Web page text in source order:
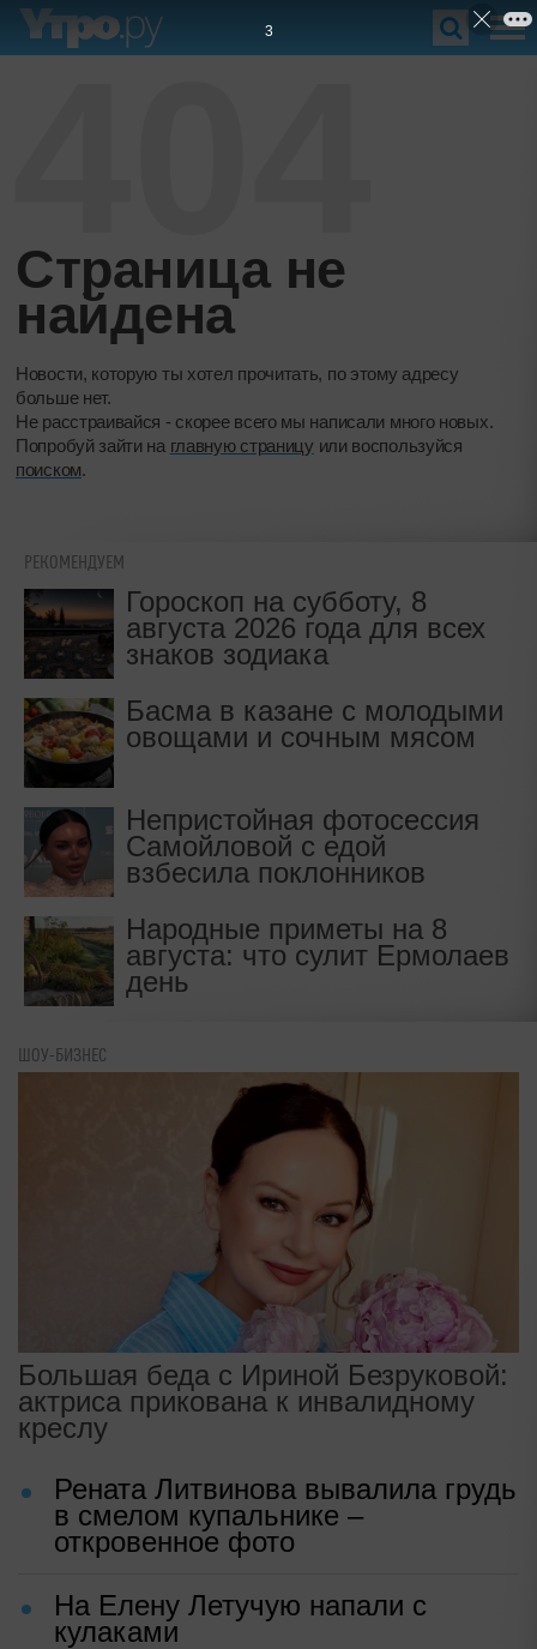
Страница не
найдена
Новости, которую ты хотел прочитать, по этому адресу
больше нет.
Не расстраивайся - скорее всего мы написали много новых.
Попробуй зайти на главную страницу или воспользуйся
поиском.
РЕКОМЕНДУЕМ
Гороскоп на субботу, 8
августа 2026 года для всех
знаков зодиака
Басма в казане с молодыми
овощами и сочным мясом
Непристойная фотосессия
Самойловой с едой
взбесила поклонников
Народные приметы на 8
августа: что сулит Ермолаев
день
ШОУ-БИЗНЕС
Большая беда с Ириной Безруковой:
актриса прикована к инвалидному
креслу
Рената Литвинова вывалила грудь
в смелом купальнике –
откровенное фото
На Елену Летучую напали с
кулаками
2